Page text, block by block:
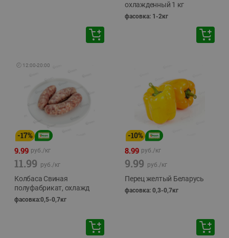
охлажденный 1 кг
фасовка: 1-2кг
🕘 12:00-20:00
-17%
9.99 руб./кг
11.99 руб./кг
Колбаса Свиная
полуфабрикат, охлажд
фасовка:0,5-0,7кг
-10%
8.99 руб./кг
9.99 руб./кг
Перец желтый Беларусь
фасовка: 0,3-0,7кг